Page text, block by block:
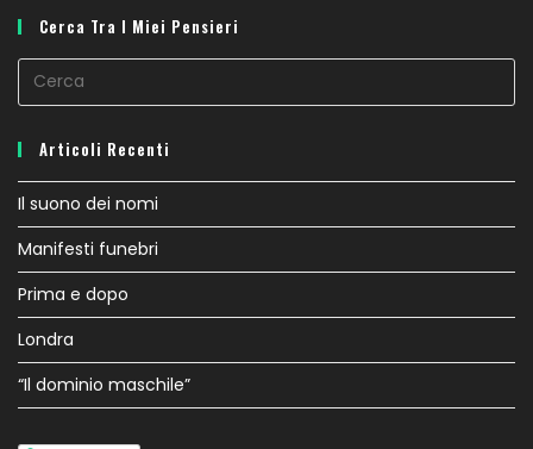
Cerca Tra I Miei Pensieri
Articoli Recenti
Il suono dei nomi
Manifesti funebri
Prima e dopo
Londra
“Il dominio maschile”